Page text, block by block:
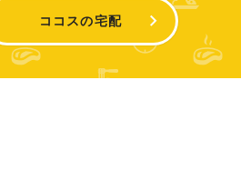
ココスの宅配